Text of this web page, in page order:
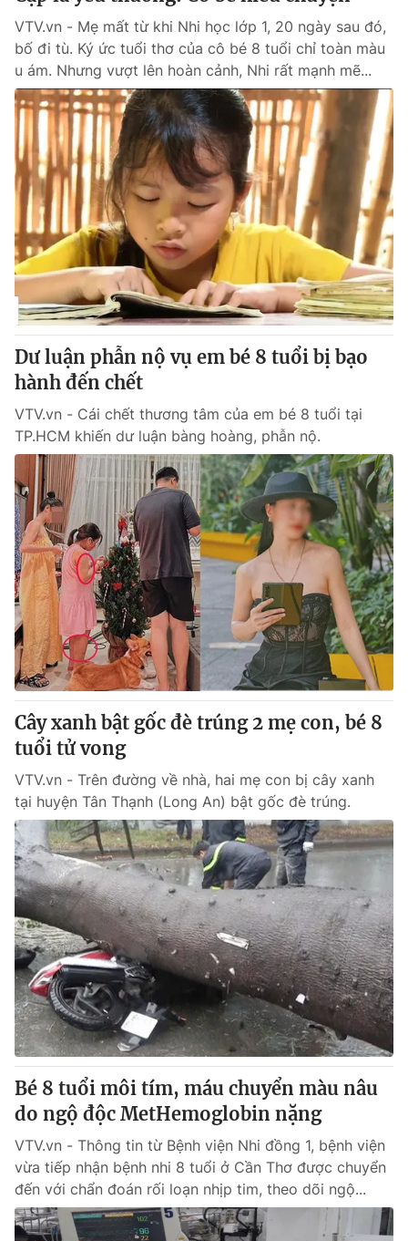
VTV.vn - Mẹ mất từ khi Nhi học lớp 1, 20 ngày sau đó,
bố đi tù. Ký ức tuổi thơ của cô bé 8 tuổi chỉ toàn màu
u ám. Nhưng vượt lên hoàn cảnh, Nhi rất mạnh mẽ...
Dư luận phẫn nộ vụ em bé 8 tuổi bị bạo
hành đến chết
VTV.vn - Cái chết thương tâm của em bé 8 tuổi tại
TP.HCM khiến dư luận bàng hoàng, phẫn nộ.
Cây xanh bật gốc đè trúng 2 mẹ con, bé 8
tuổi tử vong
VTV.vn - Trên đường về nhà, hai mẹ con bị cây xanh
tại huyện Tân Thạnh (Long An) bật gốc đè trúng.
Bé 8 tuổi môi tím, máu chuyển màu nâu
do ngộ độc MetHemoglobin nặng
VTV.vn - Thông tin từ Bệnh viện Nhi đồng 1, bệnh viện
vừa tiếp nhận bệnh nhi 8 tuổi ở Cần Thơ được chuyển
đến với chẩn đoán rối loạn nhịp tim, theo dõi ngộ...